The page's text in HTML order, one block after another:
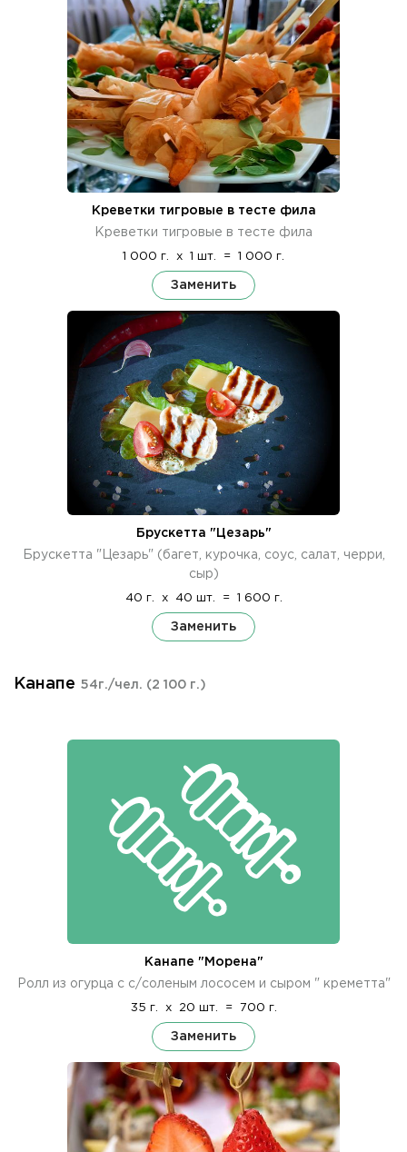
Креветки тигровые в тесте фила
Креветки тигровые в тесте фила
1 000 г. x 1 шт. = 1 000 г.
Заменить
Брускетта "Цезарь"
Брускетта "Цезарь" (багет, курочка, соус, салат, черри,
сыр)
40 г. x 40 шт. = 1 600 г.
Заменить
Канапе 54г./чел. (2 100 г.)
Канапе "Морена"
Ролл из огурца с с/соленым лососем и сыром " креметта"
35 г. x 20 шт. = 700 г.
Заменить